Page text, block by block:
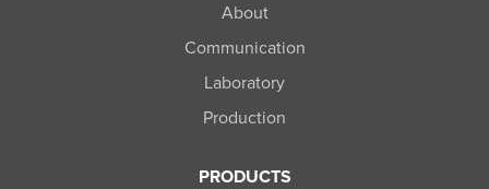
About
Communication
Laboratory
Production
PRODUCTS